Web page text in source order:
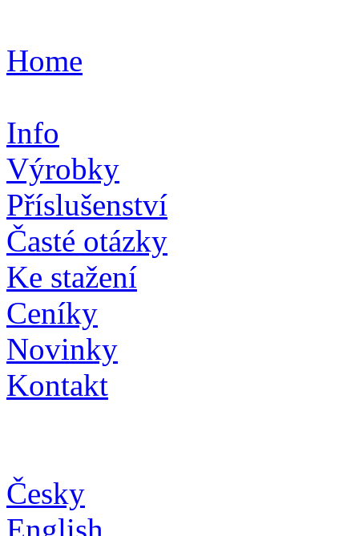
Home
Info
Výrobky
Příslušenství
Časté otázky
Ke stažení
Ceníky
Novinky
Kontakt
Česky